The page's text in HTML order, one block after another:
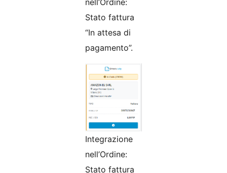
nell’Ordine:
Stato fattura
“In attesa di
pagamento”.
Integrazione
nell’Ordine:
Stato fattura